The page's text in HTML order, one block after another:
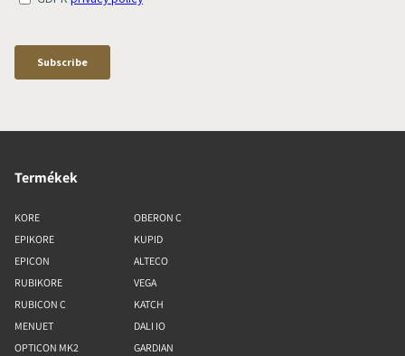
Termékek
KORE
EPIKORE
EPICON
RUBIKORE
RUBICON C
MENUET
OPTICON MK2
OBERON C
KUPID
ALTECO
VEGA
KATCH
DALI IO
GARDIAN